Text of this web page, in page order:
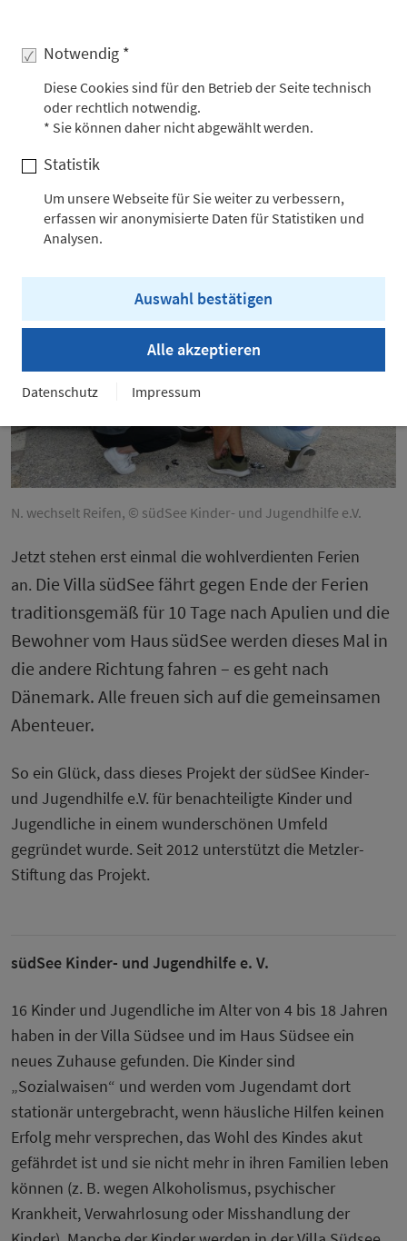
Notwendig *
Diese Cookies sind für den Betrieb der Seite technisch
oder rechtlich notwendig.
* Sie können daher nicht abgewählt werden.
Statistik
Um unsere Webseite für Sie weiter zu verbessern,
erfassen wir anonymisierte Daten für Statistiken und
Analysen.
Auswahl bestätigen
Alle akzeptieren
Datenschutz Impressum
Auf der Ach, © südSee Kinder- und Jugendhilfe e.V.
Kinder und Jugendlichen werden mit sinnvollen
Freizeitbeschäftigungen nach draußen gelockt. Die
schöne Lage hilft dabei.
N. wechselt Reifen, © südSee Kinder- und Jugendhilfe e.V.
Jetzt stehen erst einmal die wohlverdienten Ferien
an. Die Villa südSee fährt gegen Ende der Ferien
traditionsgemäß für 10 Tage nach Apulien und die
Bewohner vom Haus südSee werden dieses Mal in
die andere Richtung fahren – es geht nach
Dänemark. Alle freuen sich auf die gemeinsamen
Abenteuer.
So ein Glück, dass dieses Projekt der südSee Kinder-
und Jugendhilfe e.V. für benachteiligte Kinder und
Jugendliche in einem wunderschönen Umfeld
gegründet wurde. Seit 2012 unterstützt die Metzler-
Stiftung das Projekt.
südSee Kinder- und Jugendhilfe e. V.
16 Kinder und Jugendliche im Alter von 4 bis 18 Jahren
haben in der Villa Südsee und im Haus Südsee ein
neues Zuhause gefunden. Die Kinder sind
„Sozialwaisen“ und werden vom Jugendamt dort
stationär untergebracht, wenn häusliche Hilfen keinen
Erfolg mehr versprechen, das Wohl des Kindes akut
gefährdet ist und sie nicht mehr in ihren Familien leben
können (z. B. wegen Alkoholismus, psychischer
Krankheit, Verwahrlosung oder Miss­handlung der